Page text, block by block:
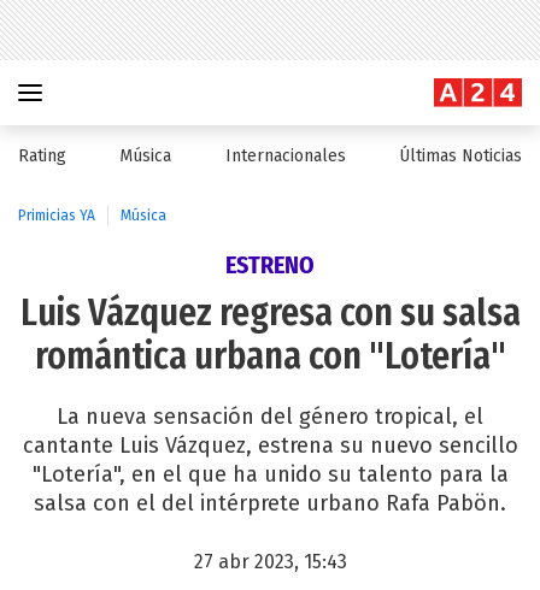
Rating Música Internacionales Últimas Noticias
Primicias YA Música
ESTRENO
Luis Vázquez regresa con su salsa
romántica urbana con "Lotería"
La nueva sensación del género tropical, el
cantante Luis Vázquez, estrena su nuevo sencillo
"Lotería", en el que ha unido su talento para la
salsa con el del intérprete urbano Rafa Pabön.
27 abr 2023, 15:43